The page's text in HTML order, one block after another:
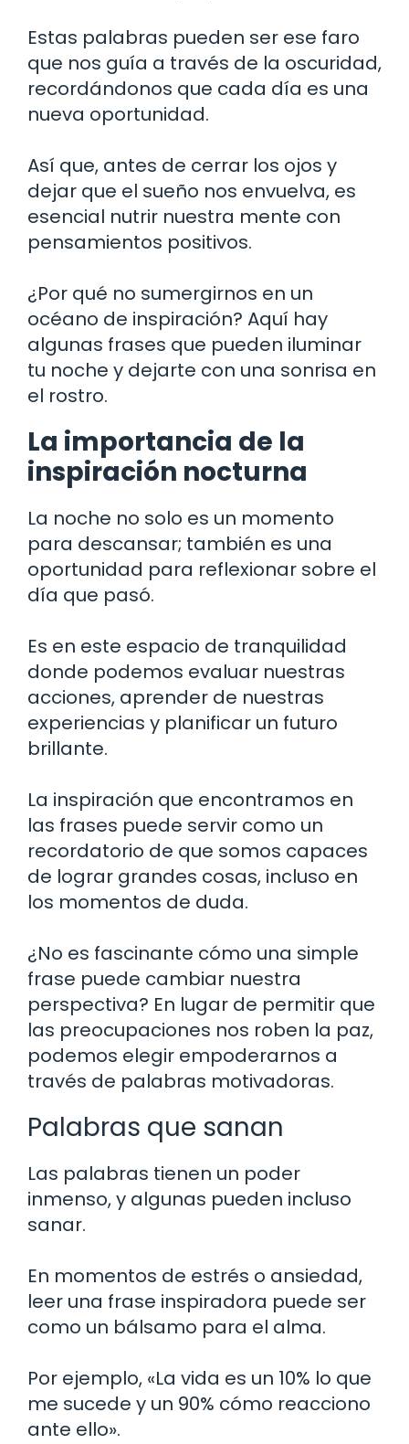
Estas palabras pueden ser ese faro
que nos guía a través de la oscuridad,
recordándonos que cada día es una
nueva oportunidad.
Así que, antes de cerrar los ojos y
dejar que el sueño nos envuelva, es
esencial nutrir nuestra mente con
pensamientos positivos.
¿Por qué no sumergirnos en un
océano de inspiración? Aquí hay
algunas frases que pueden iluminar
tu noche y dejarte con una sonrisa en
el rostro.
La importancia de la
inspiración nocturna
La noche no solo es un momento
para descansar; también es una
oportunidad para reflexionar sobre el
día que pasó.
Es en este espacio de tranquilidad
donde podemos evaluar nuestras
acciones, aprender de nuestras
experiencias y planificar un futuro
brillante.
La inspiración que encontramos en
las frases puede servir como un
recordatorio de que somos capaces
de lograr grandes cosas, incluso en
los momentos de duda.
¿No es fascinante cómo una simple
frase puede cambiar nuestra
perspectiva? En lugar de permitir que
las preocupaciones nos roben la paz,
podemos elegir empoderarnos a
través de palabras motivadoras.
Palabras que sanan
Las palabras tienen un poder
inmenso, y algunas pueden incluso
sanar.
En momentos de estrés o ansiedad,
leer una frase inspiradora puede ser
como un bálsamo para el alma.
Por ejemplo, «La vida es un 10% lo que
me sucede y un 90% cómo reacciono
ante ello».